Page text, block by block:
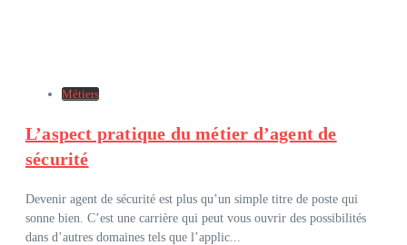
Métiers
L’aspect pratique du métier d’agent de
sécurité
Devenir agent de sécurité est plus qu’un simple titre de poste qui
sonne bien. C’est une carrière qui peut vous ouvrir des possibilités
dans d’autres domaines tels que l’applic...